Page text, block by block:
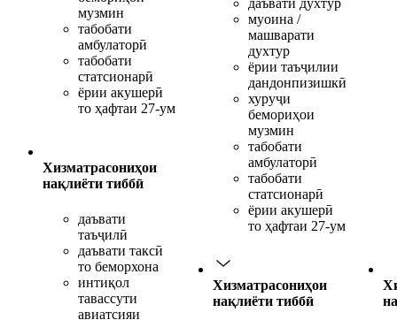
музмин
табобати
амбулаторӣ
табобати
статсионарӣ
ёрии акушерӣ
то ҳафтаи 27-ум
Хизматрасониҳои
нақлиёти тиббӣ
даъвати
таъҷилӣ
даъвати таксӣ
то беморхона
интиқол
тавассути
авиатсияи
даъвати духтур
муоина /
машварати
духтур
ёрии таъҷилии
дандонпизишкӣ
хуруҷи
бемориҳои
музмин
табобати
амбулаторӣ
табобати
статсионарӣ
ёрии акушерӣ
то ҳафтаи 27-ум
Хизматрасониҳои
нақлиёти тиббӣ